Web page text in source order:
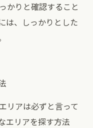
かりと確認すること
は、しっかりとした
リアは必ずと言って
エリアを探す方法